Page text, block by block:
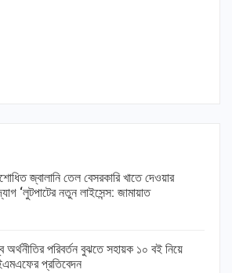
জ্বালানি তেল বেসরকারি খাতে দেওয়ার
‘লুটপাটের নতুন লাইসেন্স: জামায়াত
অর্থনীতির পরিবর্তন বুঝতে সহায়ক ১০ বই নিয়ে
প্রতিবেদন